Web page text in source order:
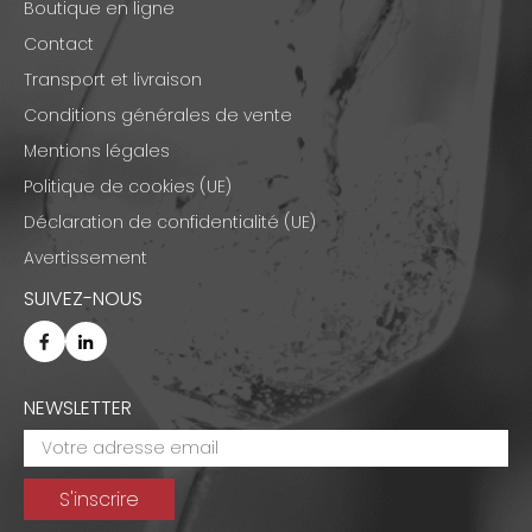
Boutique en ligne
Contact
Transport et livraison
Conditions générales de vente
Mentions légales
Politique de cookies (UE)
Déclaration de confidentialité (UE)
Avertissement
SUIVEZ-NOUS
NEWSLETTER